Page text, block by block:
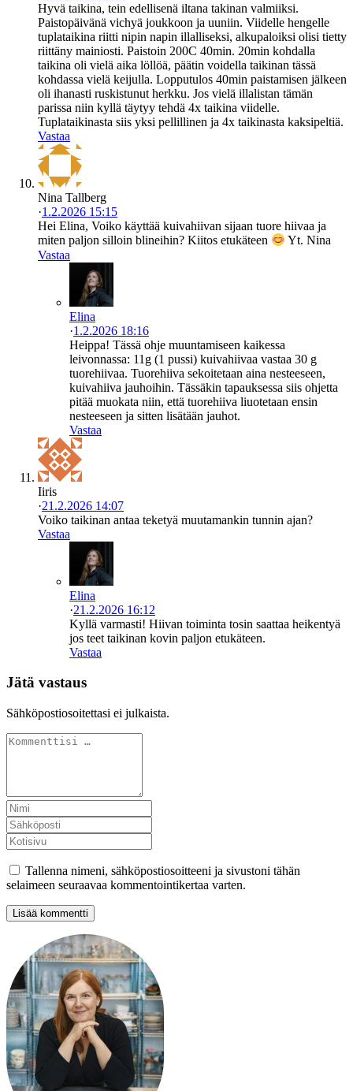
Hyvä taikina, tein edellisenä iltana takinan valmiiksi.
Paistopäivänä vichyä joukkoon ja uuniin. Viidelle hengelle
tuplataikina riitti nipin napin illalliseksi, alkupaloiksi olisi tietty
riittäny mainiosti. Paistoin 200C 40min. 20min kohdalla
taikina oli vielä aika löllöä, päätin voidella taikinan tässä
kohdassa vielä keijulla. Lopputulos 40min paistamisen jälkeen
oli ihanasti ruskistunut herkku. Jos vielä illalistan tämän
parissa niin kyllä täytyy tehdä 4x taikina viidelle.
Tuplataikinasta siis yksi pellillinen ja 4x taikinasta kaksipeltiä.
Vastaa
Nina Tallberg
·1.2.2026 15:15
Hei Elina, Voiko käyttää kuivahiivan sijaan tuore hiivaa ja
miten paljon silloin blineihin? Kiitos etukäteen
Yt. Nina
Vastaa
Elina
·1.2.2026 18:16
Heippa! Tässä ohje muuntamiseen kaikessa
leivonnassa: 11g (1 pussi) kuivahiivaa vastaa 30 g
tuorehiivaa. Tuorehiiva sekoitetaan aina nesteeseen,
kuivahiiva jauhoihin. Tässäkin tapauksessa siis ohjetta
pitää muokata niin, että tuorehiiva liuotetaan ensin
nesteeseen ja sitten lisätään jauhot.
Vastaa
Iiris
·21.2.2026 14:07
Voiko taikinan antaa teketyä muutamankin tunnin ajan?
Vastaa
Elina
·21.2.2026 16:12
Kyllä varmasti! Hiivan toiminta tosin saattaa heikentyä
jos teet taikinan kovin paljon etukäteen.
Vastaa
Jätä vastaus
Sähköpostiosoitettasi ei julkaista.
Tallenna nimeni, sähköpostiosoitteeni ja sivustoni tähän
selaimeen seuraavaa kommentointikertaa varten.